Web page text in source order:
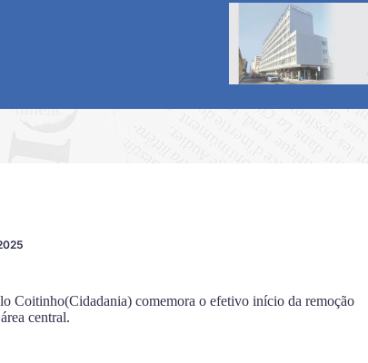
Coitinho(Cidadania) comemora o efetivo início da remoção
central.